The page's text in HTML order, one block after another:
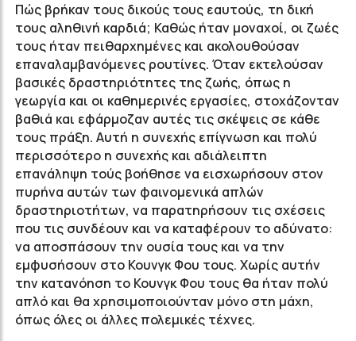
Πώς βρήκαν τους δικούς τους εαυτούς, τη δική
τους αληθινή καρδιά; Καθώς ήταν μοναχοί, οι ζωές
τους ήταν πειθαρχημένες και ακολουθούσαν
επαναλαμβανόμενες ρουτίνες. Όταν εκτελούσαν
βασικές δραστηριότητες της ζωής, όπως η
γεωργία και οι καθημερινές εργασίες, στοχάζονταν
βαθιά και εφάρμοζαν αυτές τις σκέψεις σε κάθε
τους πράξη. Αυτή η συνεχής επίγνωση και πολύ
περισσότερο η συνεχής και αδιάλειπτη
επανάληψη τούς βοήθησε να εισχωρήσουν στον
πυρήνα αυτών των φαινομενικά απλών
δραστηριοτήτων, να παρατηρήσουν τις σχέσεις
που τις συνδέουν και να καταφέρουν το αδύνατο:
να αποσπάσουν την ουσία τους και να την
εμφυσήσουν στο Κουνγκ Φου τους. Χωρίς αυτήν
την κατανόηση το Κουνγκ Φου τους θα ήταν πολύ
απλό και θα χρησιμοποιούνταν μόνο στη μάχη,
όπως όλες οι άλλες πολεμικές τέχνες.